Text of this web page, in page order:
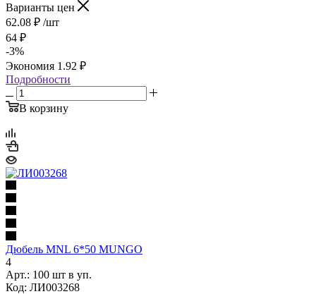
Варианты цен
62.08 ₽ /шт
64 ₽
-3%
Экономия 1.92 ₽
Подробности
В корзину
Дюбель MNL 6*50 MUNGO
4
Арт.: 100 шт в уп.
Код: ЛИ003268